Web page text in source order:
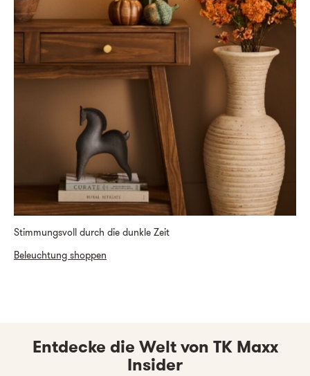
Stimmungsvoll durch die dunkle Zeit
Beleuchtung shoppen
Entdecke die Welt von TK Maxx
Insider